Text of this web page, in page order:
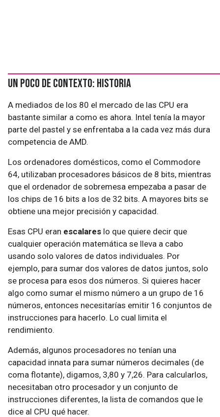
Un poco de contexto: historia
A mediados de los 80 el mercado de las CPU era
bastante similar a como es ahora. Intel tenía la mayor
parte del pastel y se enfrentaba a la cada vez más dura
competencia de AMD.
Los ordenadores domésticos, como el Commodore
64, utilizaban procesadores básicos de 8 bits, mientras
que el ordenador de sobremesa empezaba a pasar de
los chips de 16 bits a los de 32 bits. A mayores bits se
obtiene una mejor precisión y capacidad.
Esas CPU eran escalares lo que quiere decir que
cualquier operación matemática se lleva a cabo
usando solo valores de datos individuales. Por
ejemplo, para sumar dos valores de datos juntos, solo
se procesa para esos dos números. Si quieres hacer
algo como sumar el mismo número a un grupo de 16
números, entonces necesitarías emitir 16 conjuntos de
instrucciones para hacerlo. Lo cual limita el
rendimiento.
Además, algunos procesadores no tenían una
capacidad innata para sumar números decimales (de
coma flotante), digamos, 3,80 y 7,26. Para calcularlos,
necesitaban otro procesador y un conjunto de
instrucciones diferentes, la lista de comandos que le
dice al CPU qué hacer.